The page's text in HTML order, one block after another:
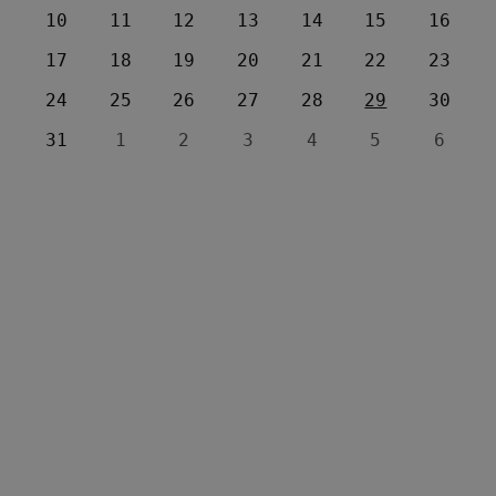
10
11 12 13 14 15
16
17
18 19 20 21 22
23
24
25 26 27 28 29
30
31
1 2 3 4 5 6